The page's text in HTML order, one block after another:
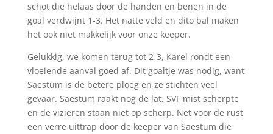
schot die helaas door de handen en benen in de
goal verdwijnt 1-3. Het natte veld en dito bal maken
het ook niet makkelijk voor onze keeper.
Gelukkig, we komen terug tot 2-3, Karel rondt een
vloeiende aanval goed af. Dit goaltje was nodig, want
Saestum is de betere ploeg en ze stichten veel
gevaar. Saestum raakt nog de lat, SVF mist scherpte
en de vizieren staan niet op scherp. Net voor de rust
een verre uittrap door de keeper van Saestum die